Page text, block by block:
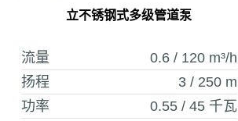
立不锈钢式多级管道泵
流量 0.6 / 120 m³/h
扬程
3 / 250 m
功率
0.55 / 45 千瓦